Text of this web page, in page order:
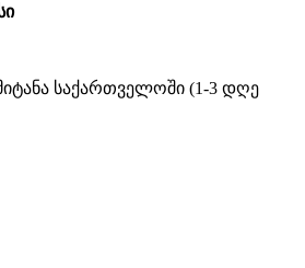
საქართველოში (1-3 დღე